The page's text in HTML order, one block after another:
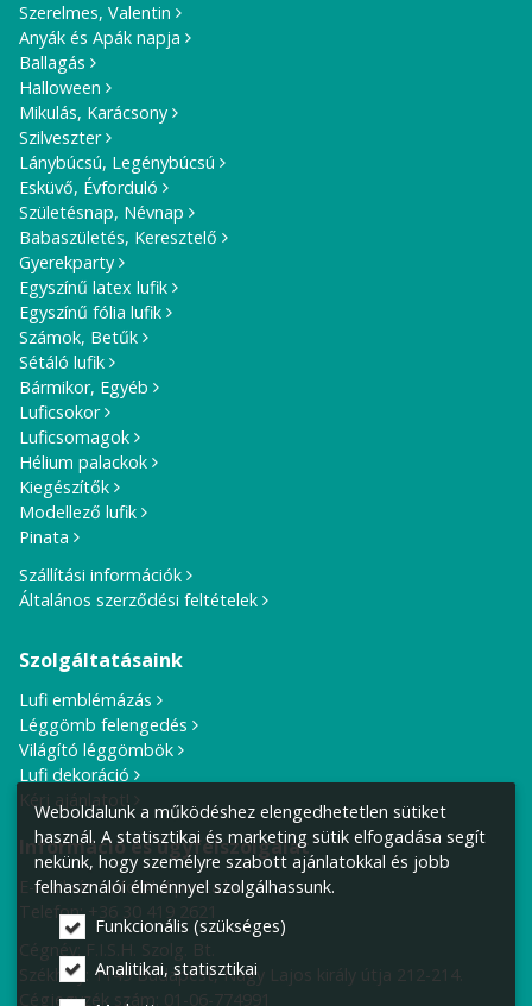
Szerelmes, Valentin
Anyák és Apák napja
Ballagás
Halloween
Mikulás, Karácsony
Szilveszter
Lánybúcsú, Legénybúcsú
Esküvő, Évforduló
Születésnap, Névnap
Babaszületés, Keresztelő
Gyerekparty
Egyszínű latex lufik
Egyszínű fólia lufik
Számok, Betűk
Sétáló lufik
Bármikor, Egyéb
Luficsokor
Luficsomagok
Hélium palackok
Kiegészítők
Modellező lufik
Pinata
Szállítási információk
Általános szerződési feltételek
Szolgáltatásaink
Lufi emblémázás
Léggömb felengedés
Világító léggömbök
Lufi dekoráció
Kérj ajánlatot!
Információ és ügyfélszolgálat
E-mail cím:info@lufiposta.hu
Telefon:+36 30 419 2621
Cégnév: F.I.S.H. Szolg. Bt.
Székhely: 1149 Budapest, Nagy Lajos király útja 212-214.
Cégjegyzék szám: 01-06-774991
Weboldalunk a működéshez elengedhetetlen sütiket
használ. A statisztikai és marketing sütik elfogadása segít
nekünk, hogy személyre szabott ajánlatokkal és jobb
felhasználói élménnyel szolgálhassunk.
Funkcionális (szükséges)
Analitikai, statisztikai